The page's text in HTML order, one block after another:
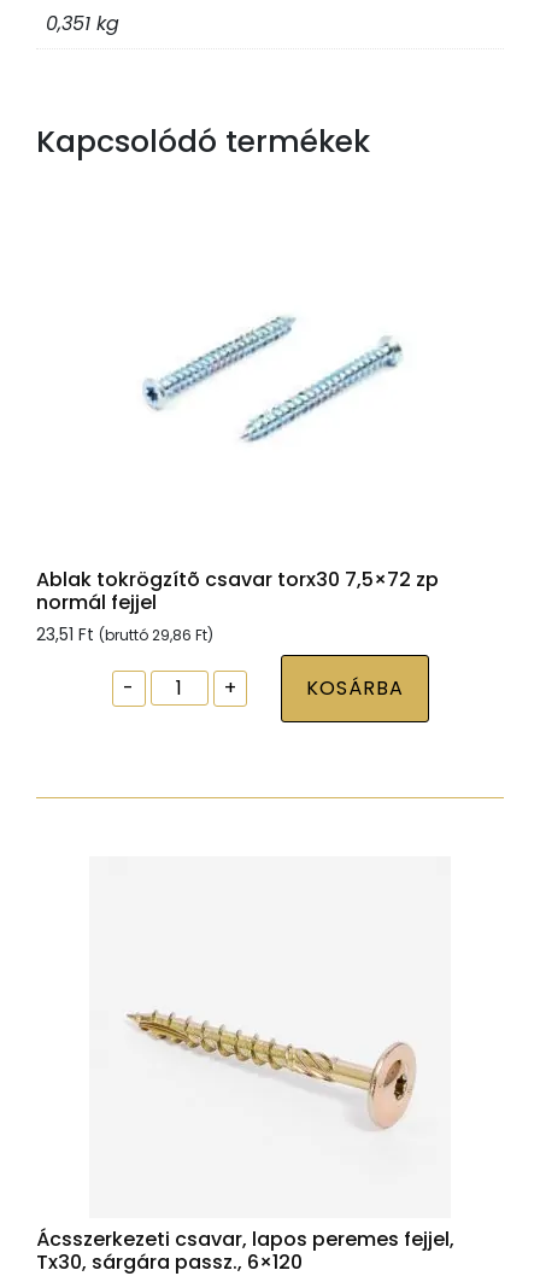
0,351 kg
Kapcsolódó termékek
Ablak tokrögzítõ csavar torx30 7,5×72 zp
normál fejjel
23,51 Ft (bruttó29,86 Ft)
-
Ablak
tokrögzítõ
7,5x72
+ KOSÁRBA
Ácsszerkezeti csavar, lapos peremes fejjel,
Tx30, sárgára passz., 6×120